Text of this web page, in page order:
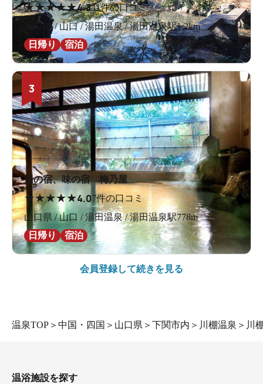
★★★★★4.341件の口コミ
山口県 / 山口 / 湯田温泉 / 湯田温泉駅1.2km
日帰り
宿泊
3
湯の宿、味の宿 梅乃屋
★★★★★4.07件の口コミ
山口県 / 山口 / 湯田温泉 / 湯田温泉駅778m
日帰り
宿泊
会員登録して続きを見る
温泉TOP ＞ 中国・四国 ＞ 山口県 ＞ 下関市内 ＞ 川棚温泉 ＞ 川
温浴施設を探す